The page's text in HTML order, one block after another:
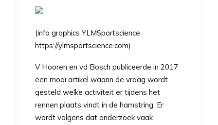
(info graphics YLMSportscience
https://ylmsportscience.com)
V Hooren en vd Bosch publiceerde in 2017
een mooi artikel waarin de vraag wordt
gesteld welke activiteit er tijdens het
rennen plaats vindt in de hamstring. Er
wordt volgens dat onderzoek vaak